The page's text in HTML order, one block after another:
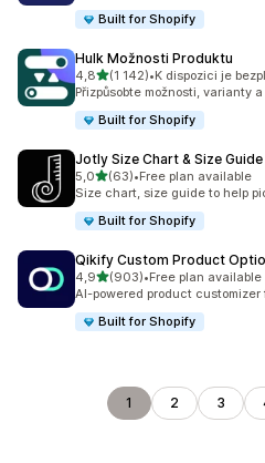
Built for Shopify
Hulk Možnosti Produktu
4,8z 5 hvězd
(1 142)
Celkový počet recenzí: 1142
•K dispozici je
Přizpůsobte možnosti, varianty a
Built for Shopify
Jotly Size Chart & Size Guide
5,0z 5 hvězd
(63)
Celkový počet recenzí: 63
•Free plan available
Size chart, size guide to help
Built for Shopify
Qikify Custom Product
4,9z 5 hvězd
(903)
Celkový počet recenzí: 903
•Free plan available
AI-powered product
Built for Shopify
1 2 3